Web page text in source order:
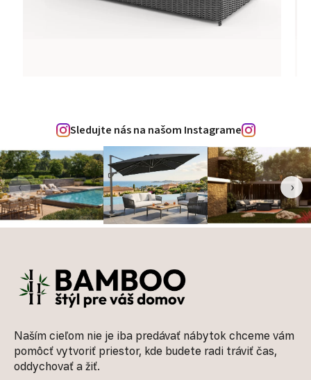
Sledujte nás na našom Instagrame
‹ ›
Naším cieľom nie je iba predávať nábytok chceme vám
pomôcť vytvoriť priestor, kde budete radi tráviť čas,
oddychovať a žiť.